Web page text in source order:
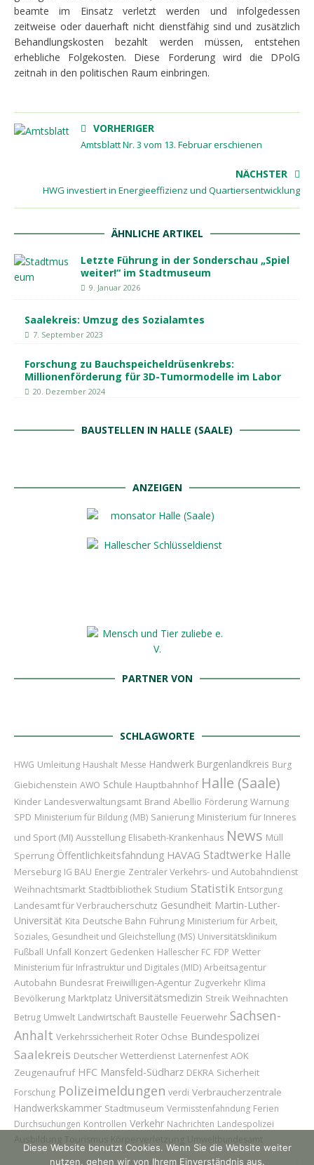
beamte im Einsatz verletzt werden und infolgedessen
zeitweise oder dauerhaft nicht dienstfähig sind und zusätzlich
Behandlungskosten bezahlt werden müssen, entstehen
erhebliche Folgekosten. Diese Forderung wird die DPolG
zeitnah in den politischen Raum einbringen.
VORHERIGER
Amtsblatt Nr. 3 vom 13. Februar erschienen
NÄCHSTER
HWG investiert in Energieeffizienz und Quartiersentwicklung
ÄHNLICHE ARTIKEL
Letzte Führung in der Sonderschau „Spiel
weiter!“ im Stadtmuseum
9. Januar 2026
Saalekreis: Umzug des Sozialamtes
7. September 2023
Forschung zu Bauchspeicheldrüsenkrebs:
Millionenförderung für 3D-Tumormodelle im Labor
20. Dezember 2024
BAUSTELLEN IN HALLE (SAALE)
ANZEIGEN
PARTNER VON
SCHLAGWORTE
HWG Umleitung Haushalt Messe Handwerk Burgenlandkreis Burg
Giebichenstein AWO Schule Hauptbahnhof Halle (Saale)
Kinder Landesverwaltungsamt Brand Abellio Förderung Warnung
SPD Ministerium für Bildung (MB) Sanierung Ministerium für Inneres
und Sport (MI) Ausstellung Elisabeth-Krankenhaus News Müll
Sperrung Öffentlichkeitsfahndung HAVAG Stadtwerke Halle
Merseburg IG BAU Energie Zentraler Verkehrs- und Autobahndienst
Weihnachtsmarkt Stadtbibliothek Studium Statistik Entsorgung
Landesamt für Verbraucherschutz Gesundheit Martin-Luther-
Universität Kita Deutsche Bahn Führung Ministerium für Arbeit,
Soziales, Gesundheit und Gleichstellung (MS) Universitätsklinikum
Fußball Unfall Konzert Gedenken Hallescher FC FDP Wetter
Ministerium für Infrastruktur und Digitales (MID) Arbeitsagentur
Autobahn Bundesrat Freiwilligen-Agentur Zugverkehr Klima
Bevölkerung Marktplatz Universitätsmedizin Streik Weihnachten
Betrug Umwelt Landwirtschaft Baustelle Feuerwehr Sachsen-
Anhalt Verkehrssicherheit Roter Ochse Bundespolizei
Saalekreis Deutscher Wetterdienst Laternenfest AOK
Zeugenaufruf HFC Mansfeld-Südharz DEKRA Sicherheit
Forschung Polizeimeldungen verdi Verbraucherzentrale
Handwerkskammer Stadtmuseum Vermisstenfahndung Ferien
Durchsuchungen Kontrollen Verkehr Nachrichten Landespolizei
Diese Website benutzt Cookies. Wenn Sie die Website weiter
nutzen, gehen wir von Ihrem Einverständnis aus.